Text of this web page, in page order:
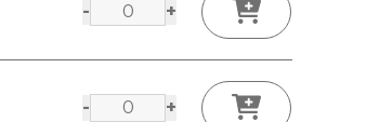
- +
- +